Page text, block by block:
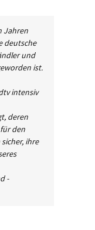
Jahren
deutsche
und
ist.
intensiv
deren
den
ihre
-